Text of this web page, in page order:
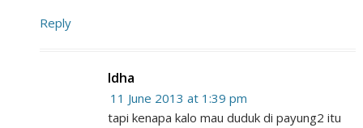
Reply
Idha
11 June 2013 at 1:39 pm
tapi kenapa kalo mau duduk di payung2 itu